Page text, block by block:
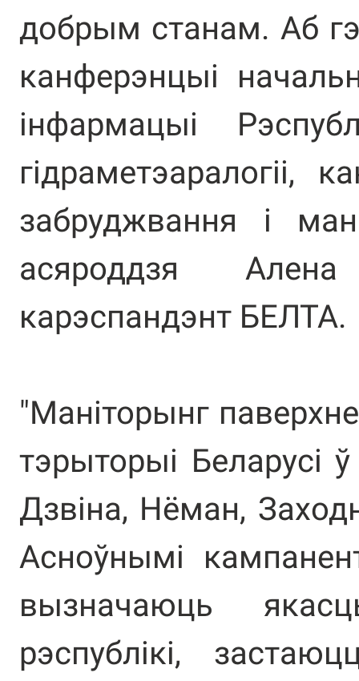
добрым станам. Аб
канферэнцыі
інфармацыі
гідраметэаралогіі,
забруджвання і
асяроддзя
карэспандэнт БЕЛТА.
"Маніторынг
тэрыторыі Беларусі
Дзвіна, Нёман,
Асноўнымі
вызначаюць
рэспублікі,